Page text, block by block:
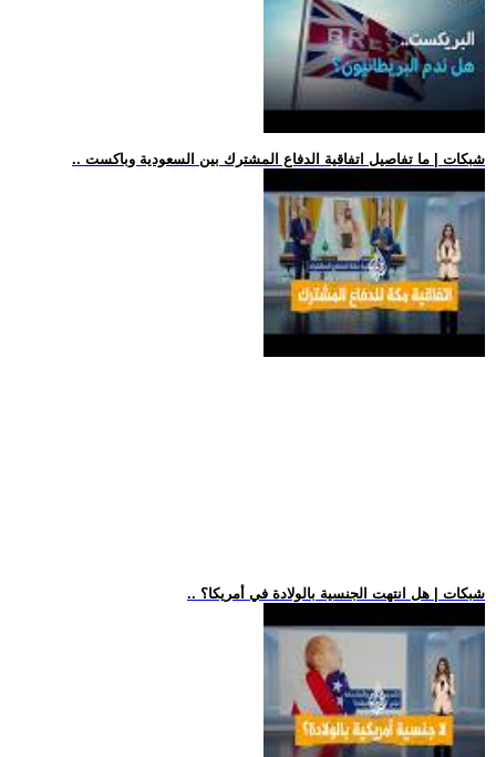
.. شبكات | ما تفاصيل اتفاقية الدفاع المشترك بين السعودية وباكست
.. شبكات | هل انتهت الجنسية بالولادة في أمريكا؟